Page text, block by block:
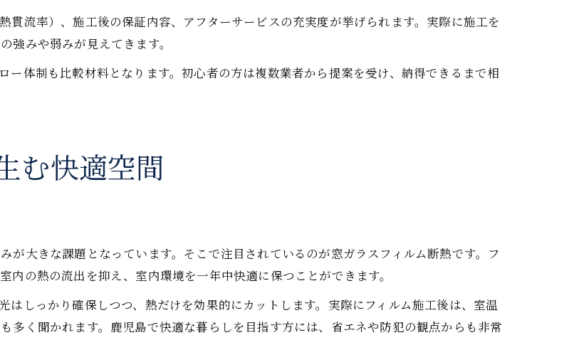
貫流率）、施工後の保証内容、アフターサービスの充実度が挙げられます。実際に施工を
強みや弱みが見えてきます。
ー体制も比較材料となります。初心者の方は複数業者から提案を受け、納得できるまで相
む快適空間
が大きな課題となっています。そこで注目されているのが窓ガラスフィルム断熱です。フ
の熱の流出を抑え、室内環境を一年中快適に保つことができます。
はしっかり確保しつつ、熱だけを効果的にカットします。実際にフィルム施工後は、室温
多く聞かれます。鹿児島で快適な暮らしを目指す方には、省エネや防犯の観点からも非常